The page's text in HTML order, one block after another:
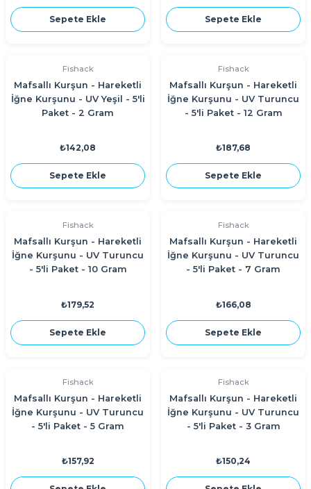
Sepete Ekle Sepete Ekle
Fishack
Mafsallı Kurşun - Hareketli
İğne Kurşunu - UV Yeşil - 5'li
Paket - 2 Gram
₺142,08
Sepete Ekle
Fishack
Mafsallı Kurşun - Hareketli
İğne Kurşunu - UV Turuncu
- 5'li Paket - 12 Gram
₺187,68
Sepete Ekle
Fishack
Mafsallı Kurşun - Hareketli
İğne Kurşunu - UV Turuncu
- 5'li Paket - 10 Gram
₺179,52
Sepete Ekle
Fishack
Mafsallı Kurşun - Hareketli
İğne Kurşunu - UV Turuncu
- 5'li Paket - 7 Gram
₺166,08
Sepete Ekle
Fishack
Mafsallı Kurşun - Hareketli
İğne Kurşunu - UV Turuncu
- 5'li Paket - 5 Gram
₺157,92
Fishack
Mafsallı Kurşun - Hareketli
İğne Kurşunu - UV Turuncu
- 5'li Paket - 3 Gram
₺150,24